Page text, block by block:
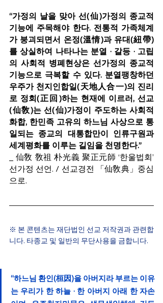
“가정의 날을 맞아 선(仙)가정의 종교적
기능에 주목해야 한다. 전통적 가족체계
가 붕괴되면서 온정(溫情)과 유대(紐帶)
를 상실하여 나타나는 분열 · 갈등 · 고립
의 사회적 병폐현상은 선가정의 종교적
기능으로 극복할 수 있다. 분열팽창하던
우주가 천지인합일(天地人合一)의 진리
로 정회(正回)하는 현재에 이르러, 선교
(仙敎)는 선(仙)가정이 주도하는 사회적
화합, 한민족 고유의 하느님 사상으로 통
일되는 종교의 대통합만이 인류구원과
세계평화를 이루는 길임을 천명한다.”
_ 仙敎 敎祖 朴光義 聚正元師 ‘한울법회’
선가정 선언. / 선교경전 「仙敎典」중심
으로.
※ 본 콘텐츠는 재단법인 선교 저작권과 관련합
니다. 타종교 및 일반의 무단사용을 금합니다.
“하느님 환인(桓因)을 아버지라 부르는 이유
는 우리가 한 하늘 · 한 아버지 아래 한 자손